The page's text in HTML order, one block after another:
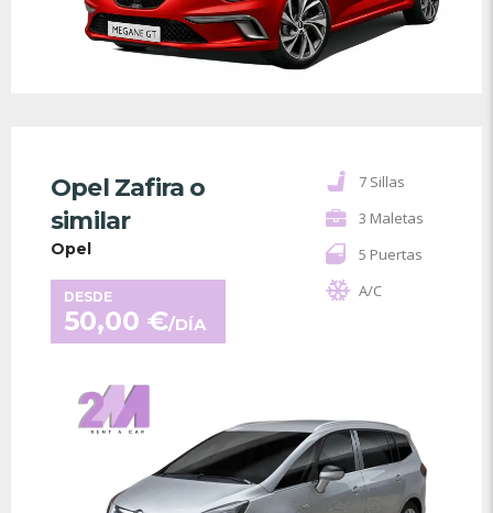
Opel Zafira o
similar
Opel
DESDE
50,00 €/DÍA
7 Sillas
3 Maletas
5 Puertas
A/C